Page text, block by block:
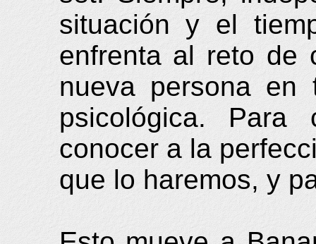
situación y el
enfrenta al reto de
nueva persona
psicológica. Para
conocer a la
que lo haremos, y